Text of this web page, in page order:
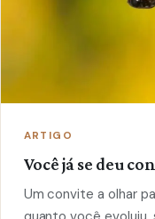
ARTIGO
Você já se deu
Um convite a olhar